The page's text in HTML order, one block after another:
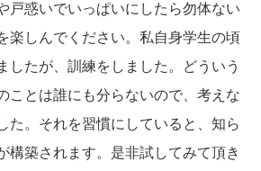
戸惑いでいっぱいにしたら勿体ない
楽しんでください。私自身学生の頃
したが、訓練をしました。どういう
ことは誰にも分らないので、考えな
た。それを習慣にしていると、知ら
構築されます。是非試してみて頂き